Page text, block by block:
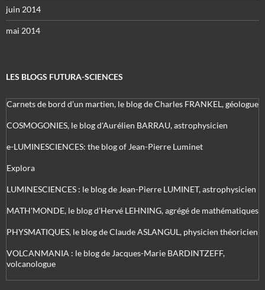
juin 2014
mai 2014
LES BLOGS FUTURA-SCIENCES
Carnets de bord d’un martien, le blog de Charles FRANKEL, géologue
COSMOGONIES, le blog d'Aurélien BARRAU, astrophysicien
e-LUMINESCIENCES: the blog of Jean-Pierre Luminet
Explora
LUMINESCIENCES : le blog de Jean-Pierre LUMINET, astrophysicien
MATH'MONDE, le blog d'Hervé LEHNING, agrégé de mathématiques
PHYSMATIQUES, le blog de Claude ASLANGUL, physicien théoricien
VOLCANMANIA : le blog de Jacques-Marie BARDINTZEFF,
volcanologue